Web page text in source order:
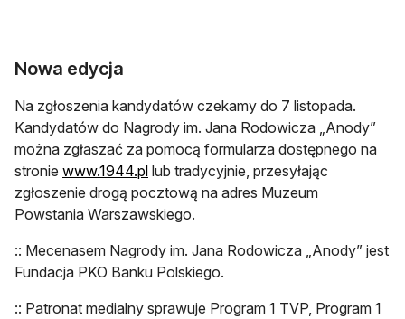
Nowa edycja
Na zgłoszenia kandydatów czekamy do 7 listopada.
Kandydatów do Nagrody im. Jana Rodowicza „Anody”
można zgłaszać za pomocą formularza dostępnego na
stronie www.1944.plotwiera się w nowej karcie
lub tradycyjnie, przesyłając
zgłoszenie drogą pocztową na adres Muzeum
Powstania Warszawskiego.
:: Mecenasem Nagrody im. Jana Rodowicza „Anody” jest
Fundacja PKO Banku Polskiego.
:: Patronat medialny sprawuje Program 1 TVP, Program 1